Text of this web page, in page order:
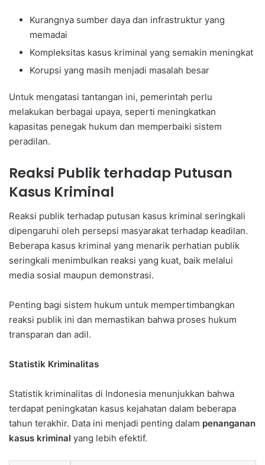
Kurangnya sumber daya dan infrastruktur yang
memadai
Kompleksitas kasus kriminal yang semakin meningkat
Korupsi yang masih menjadi masalah besar
Untuk mengatasi tantangan ini, pemerintah perlu
melakukan berbagai upaya, seperti meningkatkan
kapasitas penegak hukum dan memperbaiki sistem
peradilan.
Reaksi Publik terhadap Putusan
Kasus Kriminal
Reaksi publik terhadap putusan kasus kriminal seringkali
dipengaruhi oleh persepsi masyarakat terhadap keadilan.
Beberapa kasus kriminal yang menarik perhatian publik
seringkali menimbulkan reaksi yang kuat, baik melalui
media sosial maupun demonstrasi.
Penting bagi sistem hukum untuk mempertimbangkan
reaksi publik ini dan memastikan bahwa proses hukum
transparan dan adil.
Statistik Kriminalitas
Statistik kriminalitas di Indonesia menunjukkan bahwa
terdapat peningkatan kasus kejahatan dalam beberapa
tahun terakhir. Data ini menjadi penting dalam penanganan
kasus kriminal yang lebih efektif.